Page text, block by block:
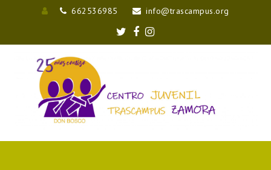
Entrar662536985 info@trascampus.org
TwitterFacebook
Instagram